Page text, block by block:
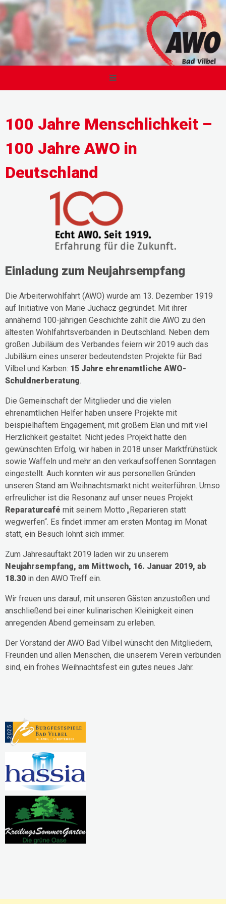
100 Jahre Menschlichkeit –
100 Jahre AWO in
Deutschland
Einladung zum Neujahrsempfang
Die Arbeiterwohlfahrt (AWO) wurde am 13. Dezember 1919
auf Initiative von Marie Juchacz gegründet. Mit ihrer
annähernd 100-jährigen Geschichte zählt die AWO zu den
ältesten Wohlfahrtsverbänden in Deutschland. Neben dem
großen Jubiläum des Verbandes feiern wir 2019 auch das
Jubiläum eines unserer bedeutendsten Projekte für Bad
Vilbel und Karben: 15 Jahre ehrenamtliche AWO-
Schuldnerberatung.
Die Gemeinschaft der Mitglieder und die vielen
ehrenamtlichen Helfer haben unsere Projekte mit
beispielhaftem Engagement, mit großem Elan und mit viel
Herzlichkeit gestaltet. Nicht jedes Projekt hatte den
gewünschten Erfolg, wir haben in 2018 unser Marktfrühstück
sowie Waffeln und mehr an den verkaufsoffenen Sonntagen
eingestellt. Auch konnten wir aus personellen Gründen
unseren Stand am Weihnachtsmarkt nicht weiterführen. Umso
erfreulicher ist die Resonanz auf unser neues Projekt
Reparaturcafé mit seinem Motto „Reparieren statt
wegwerfen“. Es findet immer am ersten Montag im Monat
statt, ein Besuch lohnt sich immer.
Zum Jahresauftakt 2019 laden wir zu unserem
Neujahrsempfang, am Mittwoch, 16. Januar 2019, ab
18.30 in den AWO Treff ein.
Wir freuen uns darauf, mit unseren Gästen anzustoßen und
anschließend bei einer kulinarischen Kleinigkeit einen
anregenden Abend gemeinsam zu erleben.
Der Vorstand der AWO Bad Vilbel wünscht den Mitgliedern,
Freunden und allen Menschen, die unserem Verein verbunden
sind, ein frohes Weihnachtsfest ein gutes neues Jahr.